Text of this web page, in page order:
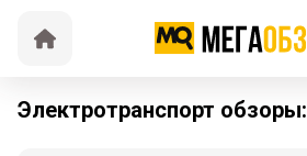
Электротранспорт обзоры: